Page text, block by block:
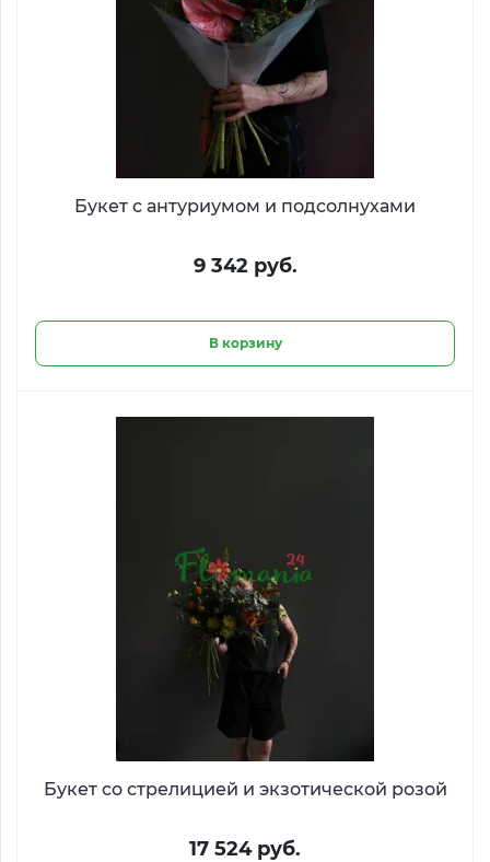
Букет с антуриумом и подсолнухами
9 342 руб.
В корзину
Букет со стрелицией и экзотической розой
17 524 руб.